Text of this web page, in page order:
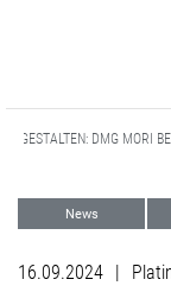
GESTALTEN: DMG MORI
News
16.09.2024 |